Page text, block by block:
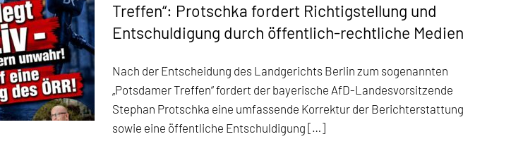
Treffen“: Protschka fordert Richtigstellung und
Entschuldigung durch öffentlich-rechtliche Medien
Nach der Entscheidung des Landgerichts Berlin zum sogenannten
„Potsdamer Treffen“ fordert der bayerische AfD-Landesvorsitzende
Stephan Protschka eine umfassende Korrektur der Berichterstattung
sowie eine öffentliche Entschuldigung […]